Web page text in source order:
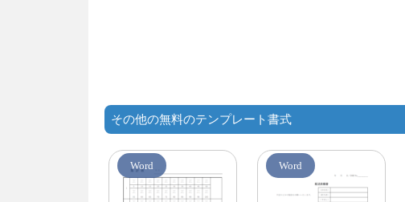
その他の無料のテンプレート書式
Word Word